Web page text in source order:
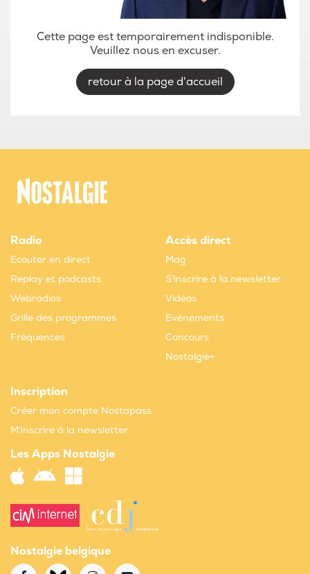
Cette page est temporairement indisponible.
Veuillez nous en excuser.
retour à la page d'accueil
Radio
Ecouter en direct
Replay et podcasts
Webradios
Grille des programmes
Fréquences
Accès direct
Mag
S'inscrire à la newsletter
Vidéos
Evènements
Concours
Nostalgie+
Inscription
Créer mon compte Nostapass
M'inscrire à la newsletter
Les Apps Nostalgie
Nostalgie belgique